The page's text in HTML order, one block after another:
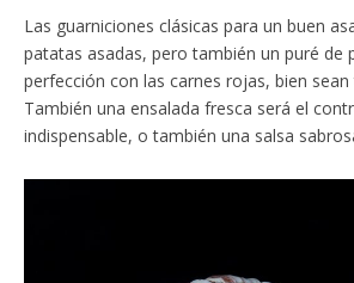
Las guarniciones clásicas para un buen
patatas asadas, pero también un puré de
perfección con las carnes rojas, bien
También una ensalada fresca será el
indispensable, o también una salsa